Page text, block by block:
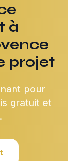
à
projet
pour
gratuit et